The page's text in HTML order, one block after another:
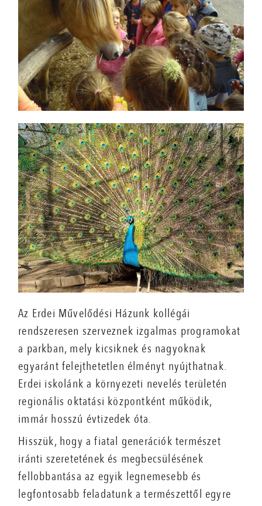
Az Erdei Művelődési Házunk kollégái
rendszeresen szerveznek izgalmas programokat
a parkban, mely kicsiknek és nagyoknak
egyaránt felejthetetlen élményt nyújthatnak.
Erdei iskolánk a környezeti nevelés területén
regionális oktatási központként működik,
immár hosszú évtizedek óta.
Hisszük, hogy a fiatal generációk természet
iránti szeretetének és megbecsülésének
fellobbantása az egyik legnemesebb és
legfontosabb feladatunk a természettől egyre